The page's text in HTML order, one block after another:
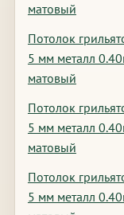
матовый
Потолок
5 мм металл
матовый
Потолок
5 мм металл
матовый
Потолок
5 мм металл